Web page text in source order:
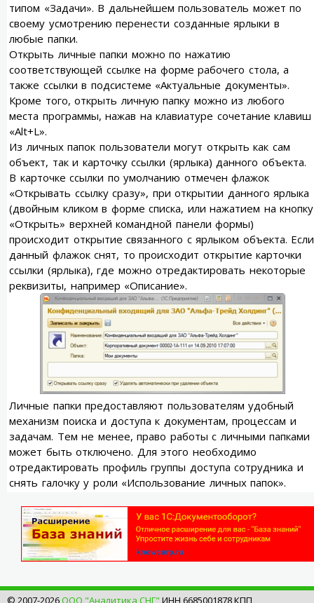
типом «Задачи». В дальнейшем пользователь может по
своему усмотрению перенести созданные ярлыки в
любые папки.
Открыть личные папки можно по нажатию
соответствующей ссылке на форме рабочего стола, а
также ссылки в подсистеме «Актуальные документы».
Кроме того, открыть личную папку можно из любого
места программы, нажав на клавиатуре сочетание клавиш
«Alt+L».
Из личных папок пользователи могут открыть как сам
объект, так и карточку ссылки (ярлыка) данного объекта.
В карточке ссылки по умолчанию отмечен флажок
«Открывать ссылку сразу», при открытии данного ярлыка
(двойным кликом в форме списка, или нажатием на кнопку
«Открыть» верхней командной панели формы)
происходит открытие связанного с ярлыком объекта. Если
данный флажок снят, то происходит открытие карточки
ссылки (ярлыка), где можно отредактировать некоторые
реквизиты, например «Описание».
Личные папки предоставляют пользователям удобный
механизм поиска и доступа к документам, процессам и
задачам. Тем не менее, право работы с личными папками
может быть отключено. Для этого необходимо
отредактировать профиль группы доступа сотрудника и
снять галочку у роли «Использование личных папок».